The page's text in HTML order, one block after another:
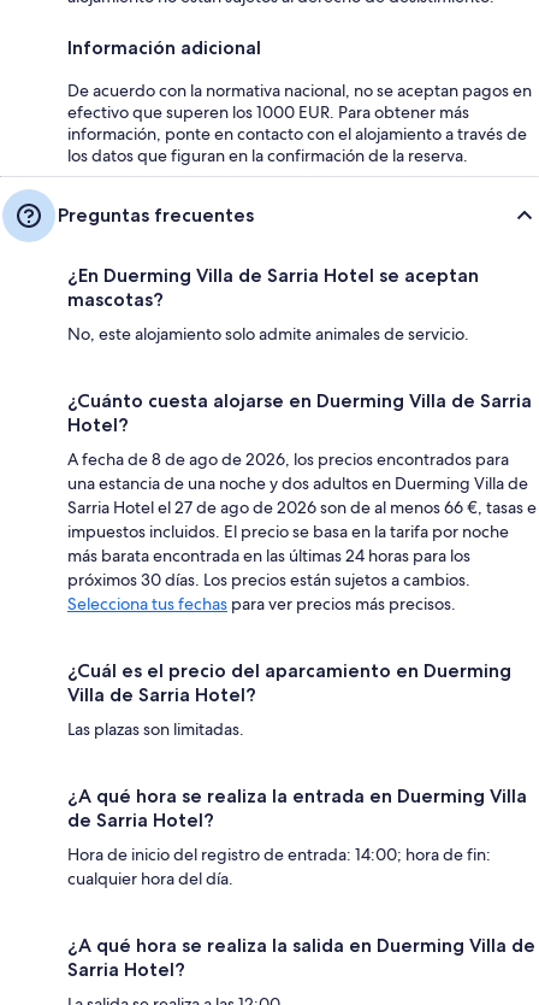
Información adicional
De acuerdo con la normativa nacional, no se aceptan pagos en
efectivo que superen los 1000 EUR. Para obtener más
información, ponte en contacto con el alojamiento a través de
los datos que figuran en la confirmación de la reserva.
Preguntas frecuentes
¿En Duerming Villa de Sarria Hotel se aceptan
mascotas?
No, este alojamiento solo admite animales de servicio.
¿Cuánto cuesta alojarse en Duerming Villa de Sarria
Hotel?
A fecha de 8 de ago de 2026, los precios encontrados para
una estancia de una noche y dos adultos en Duerming Villa de
Sarria Hotel el 27 de ago de 2026 son de al menos 66 €, tasas e
impuestos incluidos. El precio se basa en la tarifa por noche
más barata encontrada en las últimas 24 horas para los
próximos 30 días. Los precios están sujetos a cambios.
Selecciona tus fechas para ver precios más precisos.
¿Cuál es el precio del aparcamiento en Duerming
Villa de Sarria Hotel?
Las plazas son limitadas.
¿A qué hora se realiza la entrada en Duerming Villa
de Sarria Hotel?
Hora de inicio del registro de entrada: 14:00; hora de fin:
cualquier hora del día.
¿A qué hora se realiza la salida en Duerming Villa de
Sarria Hotel?